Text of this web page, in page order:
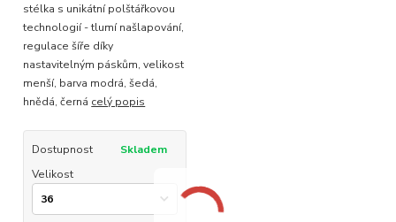
stélka s unikátní polštářkovou
technologií - tlumí našlapování,
regulace šíře díky
nastavitelným páskům, velikost
menší, barva modrá, šedá,
hnědá, černá celý popis
Dostupnost
Skladem
Velikost